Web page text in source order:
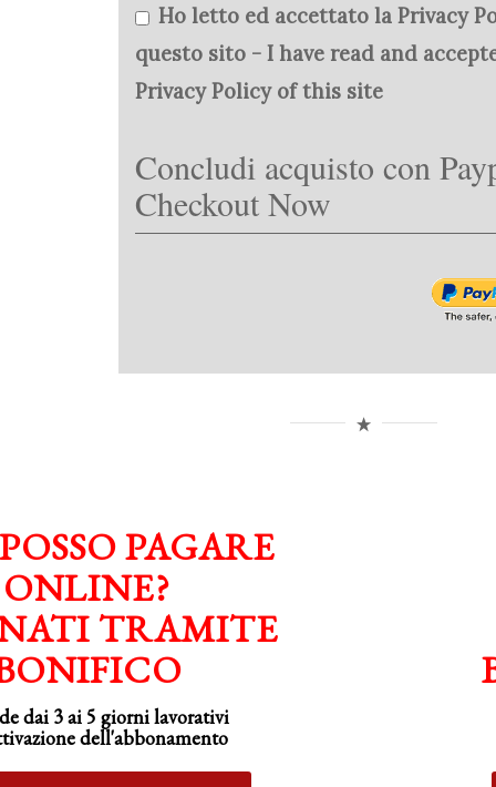
Ho letto ed accettato la Privacy
questo sito - I have read and
Privacy Policy of this site
Concludi acquisto con
Checkout Now
PAGARE
ONLINE?
TRAMITE
dai 3 ai 5 giorni lavorativi
dell'abbonamento